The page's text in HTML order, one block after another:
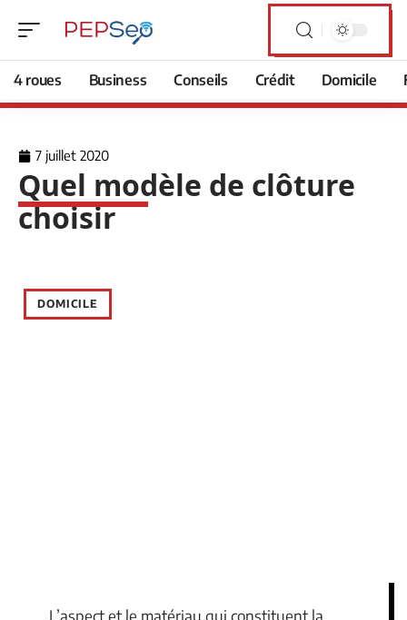
4 roues Business Conseils Crédit Domicile
7 juillet 2020
Quel modèle de clôture
choisir
DOMICILE
L’aspect et le matériau qui constituent la